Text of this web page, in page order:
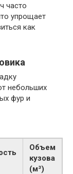
часто
упрощает
как
небольших
фур и
Объем
кузова
(м³)